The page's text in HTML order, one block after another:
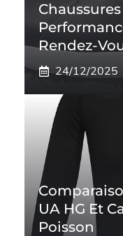
Rendez-
24/12/2025
UA HG Et
Poisson